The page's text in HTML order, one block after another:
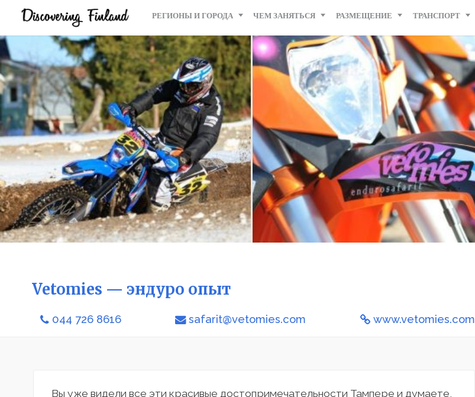
РЕГИОНЫ И ГОРОДА ЧЕМ ЗАНЯТЬСЯ РАЗМЕЩЕНИЕ ТРАНСПОРТ
Vetomies — эндуро опыт
044 726 8616 safarit@vetomies.com www.vetomies.com
Вы уже видели все эти красивые достопримечательности Тампере и думаете,